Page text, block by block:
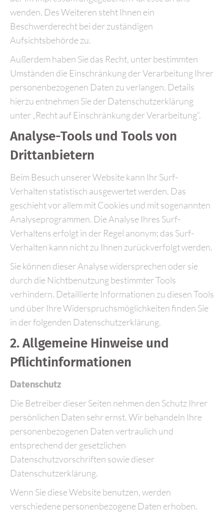
wenden. Des Weiteren steht Ihnen ein
Beschwerderecht bei der zuständigen
Aufsichtsbehörde zu.
Außerdem haben Sie das Recht, unter bestimmten
Umständen die Einschränkung der Verarbeitung Ihrer
personenbezogenen Daten zu verlangen. Details
hierzu entnehmen Sie der Datenschutzerklärung
unter „Recht auf Einschränkung der Verarbeitung“.
Analyse-Tools und Tools von
Drittanbietern
Beim Besuch unserer Website kann Ihr Surf-
Verhalten statistisch ausgewertet werden. Das
geschieht vor allem mit Cookies und mit sogenannten
Analyseprogrammen. Die Analyse Ihres Surf-
Verhaltens erfolgt in der Regel anonym; das Surf-
Verhalten kann nicht zu Ihnen zurückverfolgt werden.
Sie können dieser Analyse widersprechen oder sie
durch die Nichtbenutzung bestimmter Tools
verhindern. Detaillierte Informationen zu diesen Tools
und über Ihre Widerspruchsmöglichkeiten finden Sie
in der folgenden Datenschutzerklärung.
2. Allgemeine Hinweise und
Pflichtinformationen
Datenschutz
Die Betreiber dieser Seiten nehmen den Schutz Ihrer
persönlichen Daten sehr ernst. Wir behandeln Ihre
personenbezogenen Daten vertraulich und
entsprechend der gesetzlichen
Datenschutzvorschriften sowie dieser
Datenschutzerklärung.
Wenn Sie diese Website benutzen, werden
verschiedene personenbezogene Daten erhoben.